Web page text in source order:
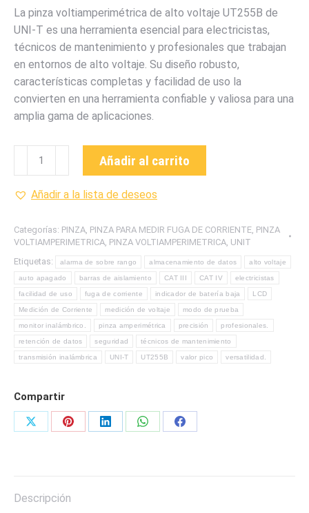
La pinza voltiamperimétrica de alto voltaje UT255B de
UNI-T es una herramienta esencial para electricistas,
técnicos de mantenimiento y profesionales que trabajan
en entornos de alto voltaje. Su diseño robusto,
características completas y facilidad de uso la
convierten en una herramienta confiable y valiosa para una
amplia gama de aplicaciones.
UT255B
VOLTIAMPERIMETRICA
VOLTAJE
MARCA
UNI-
T
cantidad
Añadir al carrito
Añadir a la lista de deseos
Categorías: PINZA, PINZA PARA MEDIR FUGA DE CORRIENTE, PINZA
VOLTIAMPERIMETRICA, PINZA VOLTIAMPERIMETRICA, UNIT
Etiquetas:
alarma de sobre rango almacenamiento de datos alto voltaje
auto apagado barras de aislamiento CAT III CAT IV electricistas
facilidad de uso fuga de corriente indicador de batería baja LCD
Medición de Corriente medición de voltaje modo de prueba
monitor inalámbrico. pinza amperimétrica precisión profesionales.
retención de datos seguridad técnicos de mantenimiento
transmisión inalámbrica UNI-T UT255B valor pico versatilidad.
Compartir
Share
Share
Share
Share
Share
Descripción